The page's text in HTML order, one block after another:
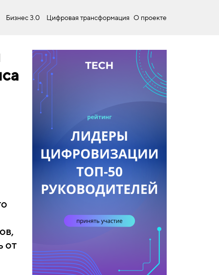
Бизнес 3.0 Цифровая трансформация О проекте
от